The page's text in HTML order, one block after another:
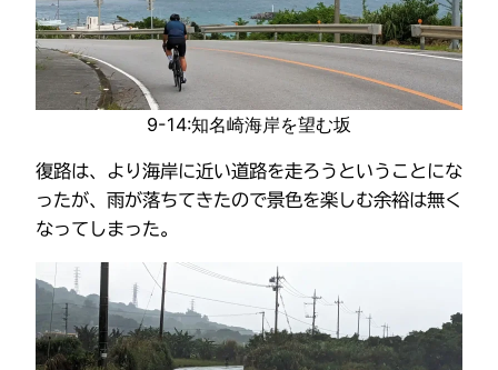
9-14:知名崎海岸を望む坂
復路は、より海岸に近い道路を走ろうということにな
ったが、雨が落ちてきたので景色を楽しむ余裕は無く
なってしまった。